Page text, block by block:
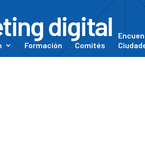
Formación Comités
digital